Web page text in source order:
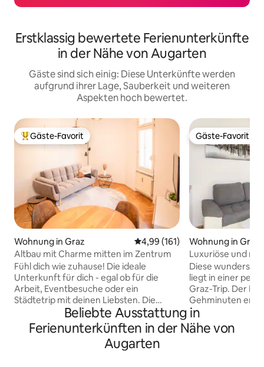
Erstklassig bewertete Ferienunterkünfte
in der Nähe von Augarten
Gäste sind sich einig: Diese Unterkünfte werden
aufgrund ihrer Lage, Sauberkeit und weiteren
Aspekten hoch bewertet.
Beliebter Gäste-Favorit.
Gäste-Favorit
Wohnung in Graz Durchschnittliche Bewertung:
4,99 (161)
Altbau mit Charme mitten im Zentrum
Fühl dich wie zuhause! Die ideale
Unterkunft für dich - egal ob für die
Arbeit, Eventbesuche oder ein
Städtetrip mit deinen Liebsten. Die
liebevoll eingerichtete Altbauwohnung
umhüllt dich mit ihrem Charme - und das
ab dem ersten Augenblick. Mit Liebe
zum Detail wurde auf alles Rücksicht
Gäste-Favorit
Gäste-Favorit
Wohnung in Graz
Luxuriöse und
im Stadtzentrum
Diese
liegt in einer
Graz-Trip. Der
Gehminuten
zum Grazer
Wohnung ist neu
eingerichtet. Ein
Beliebte Ausstattung in
Ferienunterkünften in der Nähe von
Augarten